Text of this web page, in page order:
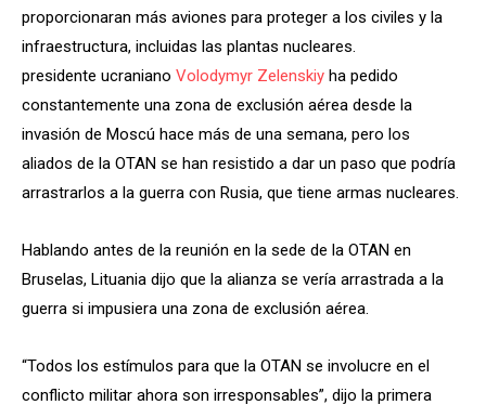
proporcionaran más aviones para proteger a los civiles y la
infraestructura, incluidas las plantas nucleares.
presidente ucraniano Volodymyr Zelenskiy ha pedido
constantemente una zona de exclusión aérea desde la
invasión de Moscú hace más de una semana, pero los
aliados de la OTAN se han resistido a dar un paso que podría
arrastrarlos a la guerra con Rusia, que tiene armas nucleares.
Hablando antes de la reunión en la sede de la OTAN en
Bruselas, Lituania dijo que la alianza se vería arrastrada a la
guerra si impusiera una zona de exclusión aérea.
“Todos los estímulos para que la OTAN se involucre en el
conflicto militar ahora son irresponsables”, dijo la primera